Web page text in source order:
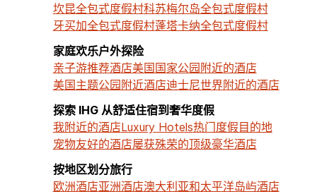
坎昆全包式度假村科苏梅尔岛全包式度假村
牙买加全包式度假村蓬塔卡纳全包式度假村
家庭欢乐户外探险
亲子游推荐酒店美国国家公园附近的酒店
美国主题公园附近酒店迪士尼世界附近的酒店
探索 IHG 从舒适住宿到奢华度假
我附近的酒店Luxury Hotels热门度假目的地
宠物友好的酒店屡获殊荣的顶级豪华酒店
按地区划分旅行
欧洲酒店亚洲酒店澳大利亚和太平洋岛屿酒店